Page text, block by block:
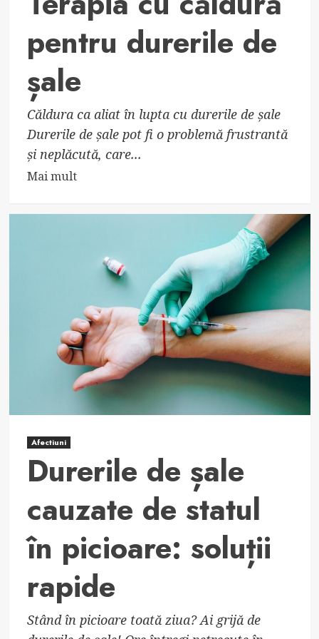
pentru durerile de
șale
Căldura ca aliat în lupta cu durerile de șale
Durerile de șale pot fi o problemă frustrantă
și neplăcută, care...
Mai multRead
about
căldură
pentru
de
șale
Afectiuni
Durerile de șale
cauzate de statul
în picioare: soluții
rapide
Stând în picioare toată ziua? Ai grijă de